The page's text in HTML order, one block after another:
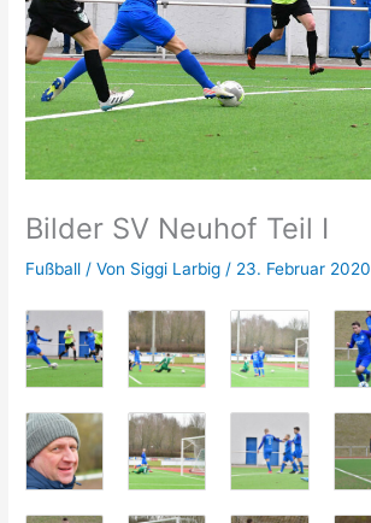
Bilder SV Neuhof Teil I
Fußball / Von Siggi Larbig / 23. Februar 2020